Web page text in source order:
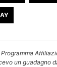
un guadagno